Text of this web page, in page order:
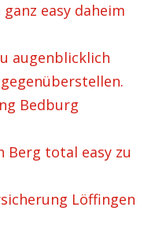
easy daheim
augenblicklich
Bedburg
Berg total easy zu
Löffingen